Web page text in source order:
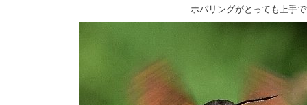
ホバリングがとっても上手